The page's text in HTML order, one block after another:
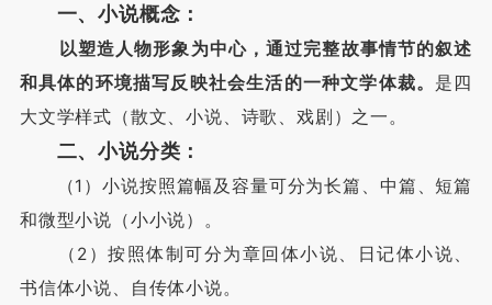
一、小说概念：
以塑造人物形象为中心，通过完整故事情节的叙述
和具体的环境描写反映社会生活的一种文学体裁。 是四
大文学样式（散文、小说、诗歌、戏剧）之一。
二、小说分类：
（1）小说按照篇幅及容量可分为长篇、中篇、短篇
和微型小说（小小说）。
（2）按照体制可分为章回体小说、日记体小说、
书信体小说、自传体小说。